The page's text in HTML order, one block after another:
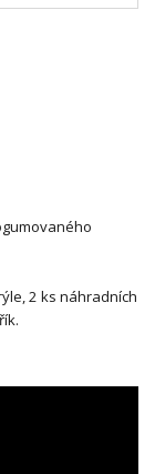
2 ks náhradních